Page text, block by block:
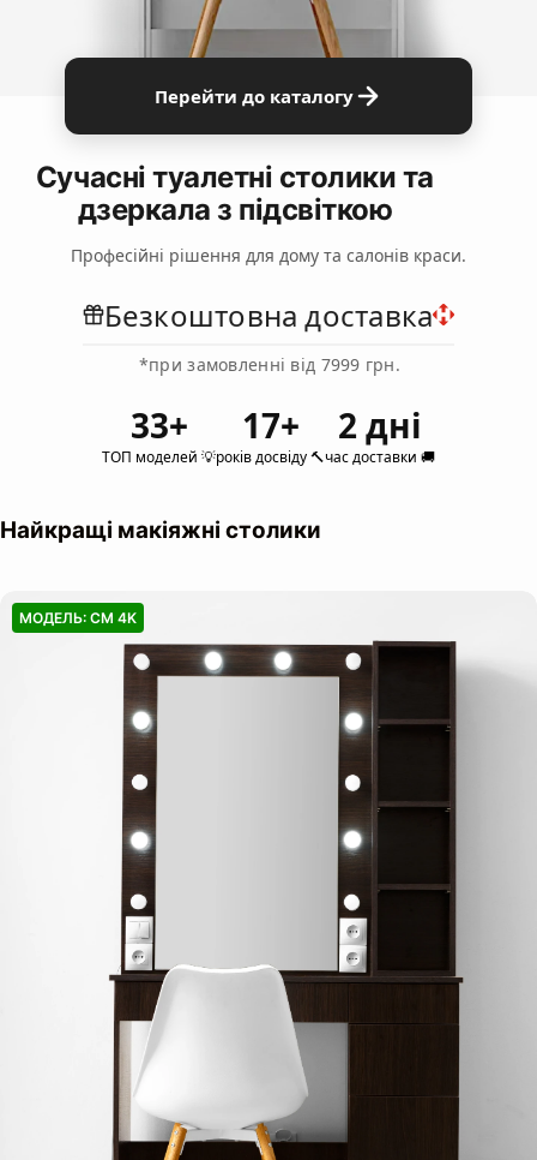
Сучасні туалетні столики та
дзеркала з підсвіткою
Професійні рішення для дому та салонів краси.
Безкоштовна доставка
*при замовленні від 7999 грн.
33+
ТОП моделей 💡
17+
років досвіду 🔨
2 дні
час доставки 🚚
Перейти до каталогу
Найкращі макіяжні столики
МОДЕЛЬ: СМ 4K